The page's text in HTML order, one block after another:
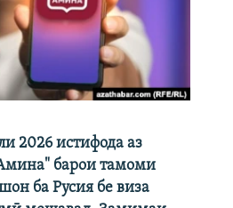
2026 истифода аз
барои тамоми
ба Русия бе виза